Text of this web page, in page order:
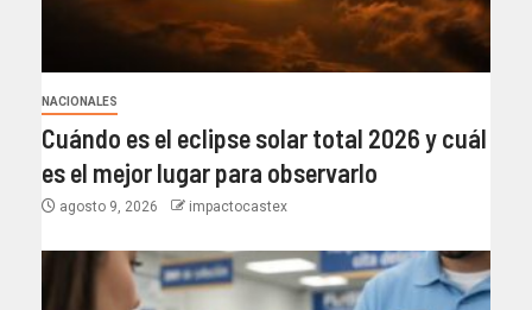
NACIONALES
Cuándo es el eclipse solar total 2026 y cuál
es el mejor lugar para observarlo
agosto 9, 2026 impactocastex